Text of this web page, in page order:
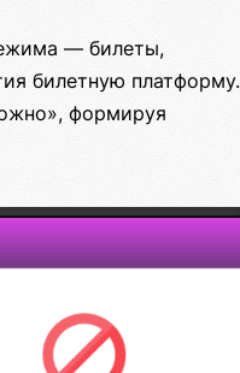
— билеты,
билетную платформу.
формируя